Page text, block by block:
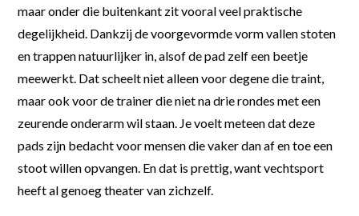
maar onder die buitenkant zit vooral veel praktische
degelijkheid. Dankzij de voorgevormde vorm vallen stoten
en trappen natuurlijker in, alsof de pad zelf een beetje
meewerkt. Dat scheelt niet alleen voor degene die traint,
maar ook voor de trainer die niet na drie rondes met een
zeurende onderarm wil staan. Je voelt meteen dat deze
pads zijn bedacht voor mensen die vaker dan af en toe een
stoot willen opvangen. En dat is prettig, want vechtsport
heeft al genoeg theater van zichzelf.